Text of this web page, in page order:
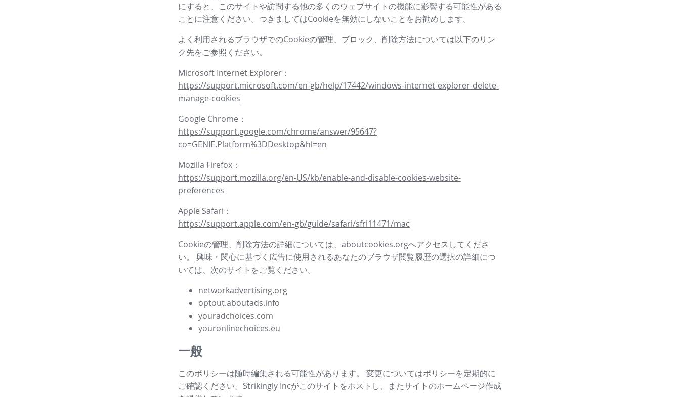
にすると、このサイトや訪問する他の多くのウェブサイトの機能に影響する可能性がある
ことに注意ください。つきましてはCookieを無効にしないことをお勧めします。
よく利用されるブラウザでのCookieの管理、ブロック、削除方法については以下のリン
ク先をご参照ください。
Microsoft Internet Explorer：
https://support.microsoft.com/en-gb/help/17442/windows-internet-explorer-delete-
manage-cookies
Google Chrome：
https://support.google.com/chrome/answer/95647?
co=GENIE.Platform%3DDesktop&hl=en
Mozilla Firefox：
https://support.mozilla.org/en-US/kb/enable-and-disable-cookies-website-
preferences
Apple Safari：
https://support.apple.com/en-gb/guide/safari/sfri11471/mac
Cookieの管理、削除方法の詳細については、aboutcookies.orgへアクセスしてくださ
い。 興味・関心に基づく広告に使用されるあなたのブラウザ閲覧履歴の選択の詳細につ
いては、次のサイトをご覧ください。
networkadvertising.org
optout.aboutads.info
youradchoices.com
youronlinechoices.eu
一般
このポリシーは随時編集される可能性があります。 変更についてはポリシーを定期的に
ご確認ください。Strikingly Incがこのサイトをホストし、またサイトのホームページ作成